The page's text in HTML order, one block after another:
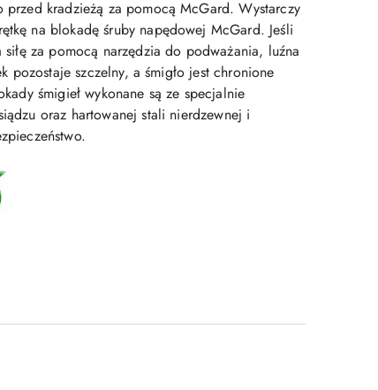
kradzieżą za pomocą McGard. Wystarczy
na blokadę śruby napędowej McGard. Jeśli
za pomocą narzędzia do podważania, luźna
pozostaje szczelny, a śmigło jest chronione
śmigieł wykonane są ze specjalnie
oraz hartowanej stali nierdzewnej i